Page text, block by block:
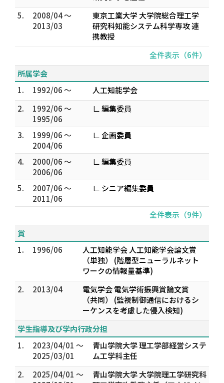
5.
2008/04 ～
2013/03
東京工業大学 大学院総合理工学
研究科知能システム科学専攻 連
携教授
全件表示（6件）
所属学会
1.
1992/06 ～
人工知能学会
2.
1992/06 ～
1995/06
∟ 編集委員
3.
1999/06 ～
2004/06
∟ 企画委員
4.
2000/06 ～
2006/06
∟ 編集委員
5.
2007/06 ～
2011/06
∟ シニア編集委員
全件表示（9件）
賞
1.
1996/06
人工知能学会 人工知能学会論文賞
（単独） (階層型ニューラルネット
ワークの情報量基準)
2.
2013/04
電気学会 電気学術振興賞論文賞
（共同） (監視制御通信におけるシ
ーケンスを考慮した侵入検知)
学生指導及び学内行政分担
1.
2023/04/01 ～
2025/03/01
青山学院大学 理工学部経営システ
ム工学科主任
2.
2025/04/01 ～
青山学院大学 大学院理工学研究科